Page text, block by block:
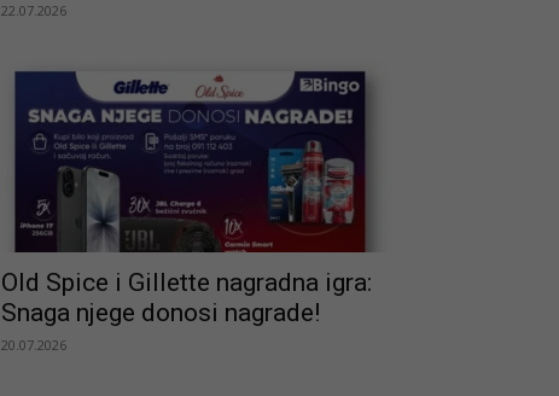
22.07.2026
Old Spice i Gillette nagradna igra:
Snaga njege donosi nagrade!
20.07.2026